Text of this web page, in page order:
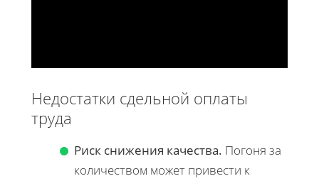
Недостатки сдельной оплаты
труда
Риск снижения качества. Погоня за
количеством может привести к